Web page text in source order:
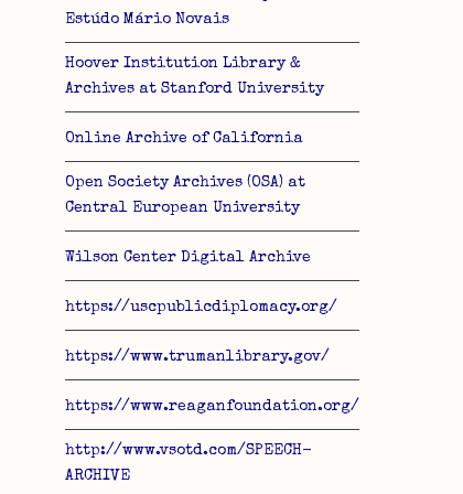
Estúdo Mário Novais
Hoover Institution Library &
Archives at Stanford University
Online Archive of California
Open Society Archives (OSA) at
Central European University
Wilson Center Digital Archive
https://uscpublicdiplomacy.org/
https://www.trumanlibrary.gov/
https://www.reaganfoundation.org/
http://www.vsotd.com/SPEECH-
ARCHIVE